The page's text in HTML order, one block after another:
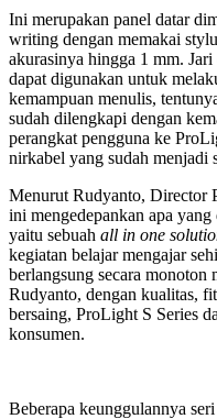
Ini merupakan panel datar
writing dengan memakai
akurasinya hingga 1 mm.
dapat digunakan untuk
kemampuan menulis,
sudah dilengkapi dengan
perangkat pengguna ke
nirkabel yang sudah menjadi
Menurut Rudyanto, Director
ini mengedepankan apa
yaitu sebuah all in one
kegiatan belajar mengajar
berlangsung secara monoton
Rudyanto, dengan kualitas,
bersaing, ProLight S Series
konsumen.
Beberapa keunggulannya